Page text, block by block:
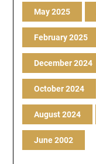
May 2025
February 2025
December 2024
October 2024
August 2024
June 2002